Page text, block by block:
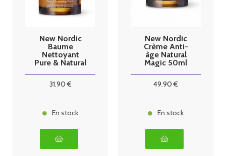
New Nordic
Baume
Nettoyant
Pure & Natural
31.90€
En stock
New Nordic
Crème Anti-
âge Natural
Magic 50ml
49.90 €
En stock